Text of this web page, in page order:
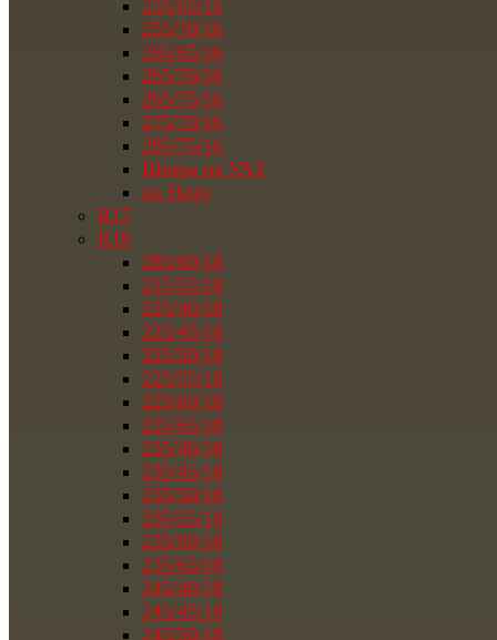
255/65/16
255/70/16
265/65/16
265/70/16
265/75/16
275/70/16
285/75/16
Шины на УАЗ
на Ниву
R17
R18
285/60/18
215/55/18
225/40/18
225/45/18
225/50/18
225/55/18
225/60/18
225/65/18
235/40/18
235/45/18
235/50/18
235/55/18
235/60/18
235/65/18
245/40/18
245/45/18
245/50/18